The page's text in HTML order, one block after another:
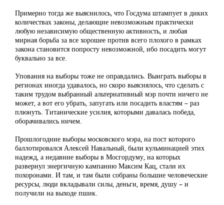
Примерно тогда же выяснилось, что Госдума штампует в диких
количествах законы, делающие невозможным практически
любую независимую общественную активность, и любая
мирная борьба за все хорошее против всего плохого в рамках
закона становится попросту невозможной, ибо посадить могут
буквально за все.
Упования на выборы тоже не оправдались. Выиграть выборы в
регионах иногда удавалось, но скоро выяснялось, что сделать с
таким трудом выбранный альтернативный мэр почти ничего не
может, а вот его убрать, запугать или посадить властям – раз
плюнуть. Титанические усилия, которыми давалась победа,
оборачивались ничем.
Прошлогодние выборы московского мэра, на пост которого
баллотировался Алексей Навальный, были кульминацией этих
надежд, а недавние выборы в Мосгордуму, на которых
развернул энергичную кампанию Максим Кац, стали их
похоронами. И там, и там были собраны большие человеческие
ресурсы, люди вкладывали силы, деньги, время, душу – и
получили на выходе пшик.